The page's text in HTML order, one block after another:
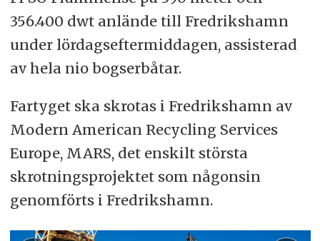
356.400 dwt anlände till Fredrikshamn
under lördagseftermiddagen, assisterad
av hela nio bogserbåtar.
Fartyget ska skrotas i Fredrikshamn av
Modern American Recycling Services
Europe, MARS, det enskilt största
skrotningsprojektet som någonsin
genomförts i Fredrikshamn.